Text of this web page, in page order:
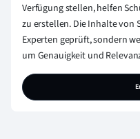
Verfügung stellen, helfen
zu erstellen. Die Inhalte von
Experten geprüft, sondern
um Genauigkeit und